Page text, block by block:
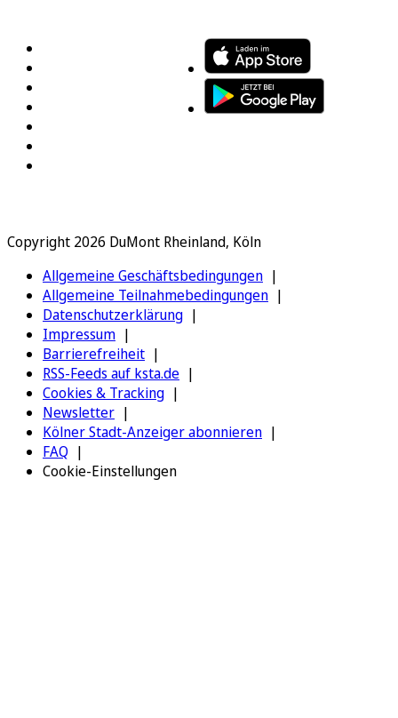
Copyright 2026 DuMont Rheinland, Köln
Allgemeine Geschäftsbedingungen
Allgemeine Teilnahmebedingungen
Datenschutzerklärung
Impressum
Barrierefreiheit
RSS-Feeds auf ksta.de
Cookies & Tracking
Newsletter
Kölner Stadt-Anzeiger abonnieren
FAQ
Cookie-Einstellungen